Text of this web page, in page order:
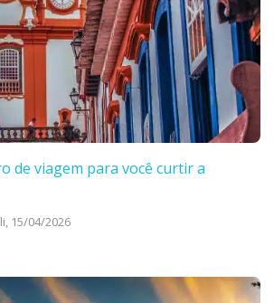
de viagem para você curtir a
15/04/2026